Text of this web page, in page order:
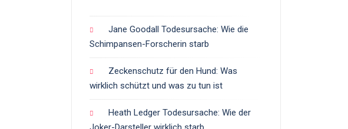
Jane Goodall Todesursache: Wie die
Schimpansen-Forscherin starb
Zeckenschutz für den Hund: Was
wirklich schützt und was zu tun ist
Heath Ledger Todesursache: Wie der